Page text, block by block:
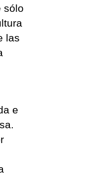
sólo
las
e